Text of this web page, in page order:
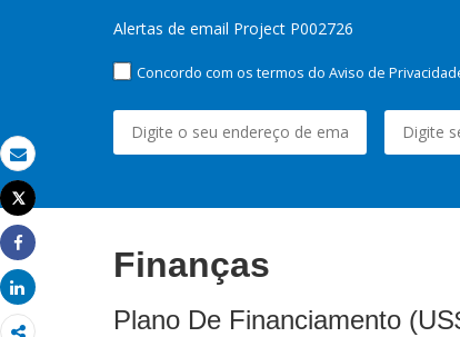
Email
Imprimir
Tweet
Share
Share
Alertas de email Project P002726
Concordo com os termos do Aviso de
Finanças
Plano De Financiamento